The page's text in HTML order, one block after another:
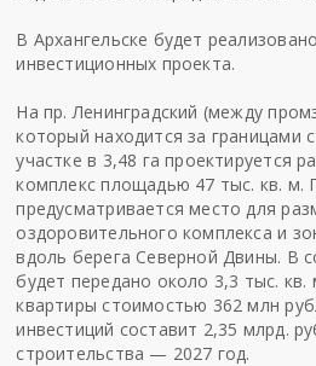
В Архангельске будет
инвестиционных проекта.
На пр. Ленинградский (между
который находится за границами
участке в 3,48 га проектируется
комплекс площадью 47 тыс. кв. м.
предусматривается место для
оздоровительного комплекса и
вдоль берега Северной Двины. В
будет передано около 3,3 тыс.
квартиры стоимостью 362 млн
инвестиций составит 2,35 млрд.
строительства — 2027 год.